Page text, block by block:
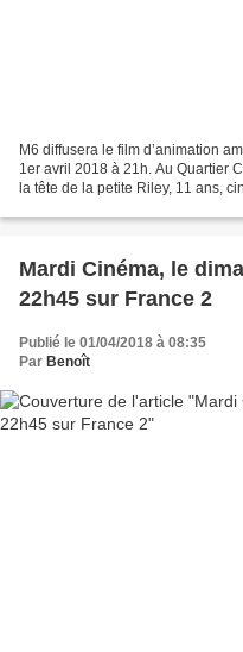
M6 diffusera le film d’animation
1er avril 2018 à 21h. Au Quartier
la tête de la petite Riley, 11 ans,
Mardi Cinéma, le
22h45 sur France 2
Publié le 01/04/2018 à 08:35
Par Benoît